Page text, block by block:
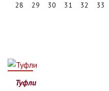
28 29 30 31 32 33
20%
Туфли